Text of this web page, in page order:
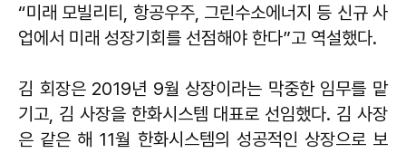
“미래 모빌리티, 항공우주, 그린수소에너지 등 신규 사
업에서 미래 성장기회를 선점해야 한다”고 역설했다.
김 회장은 2019년 9월 상장이라는 막중한 임무를 맡
기고, 김 사장을 한화시스템 대표로 선임했다. 김 사장
은 같은 해 11월 한화시스템의 성공적인 상장으로 보